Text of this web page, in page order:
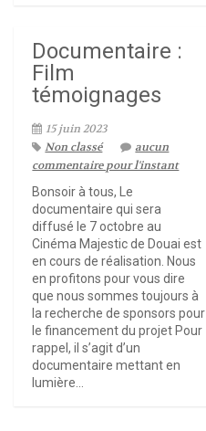
Documentaire :
Film
témoignages
15 juin 2023
Non classé
aucun
commentaire pour l'instant
Bonsoir à tous, Le
documentaire qui sera
diffusé le 7 octobre au
Cinéma Majestic de Douai est
en cours de réalisation. Nous
en profitons pour vous dire
que nous sommes toujours à
la recherche de sponsors pour
le financement du projet Pour
rappel, il s’agit d’un
documentaire mettant en
lumière...